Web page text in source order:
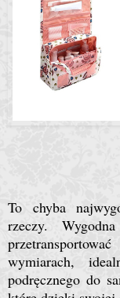
To chyba
rzeczy.
wymiarach,
podręcznego do